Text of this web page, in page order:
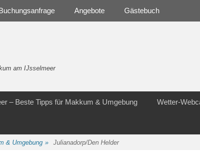
Angebote Gästebuch
am IJsselmeer
– Beste Tipps für Makkum & Umgebung Wetter-
& Umgebung » Julianadorp/Den Helder